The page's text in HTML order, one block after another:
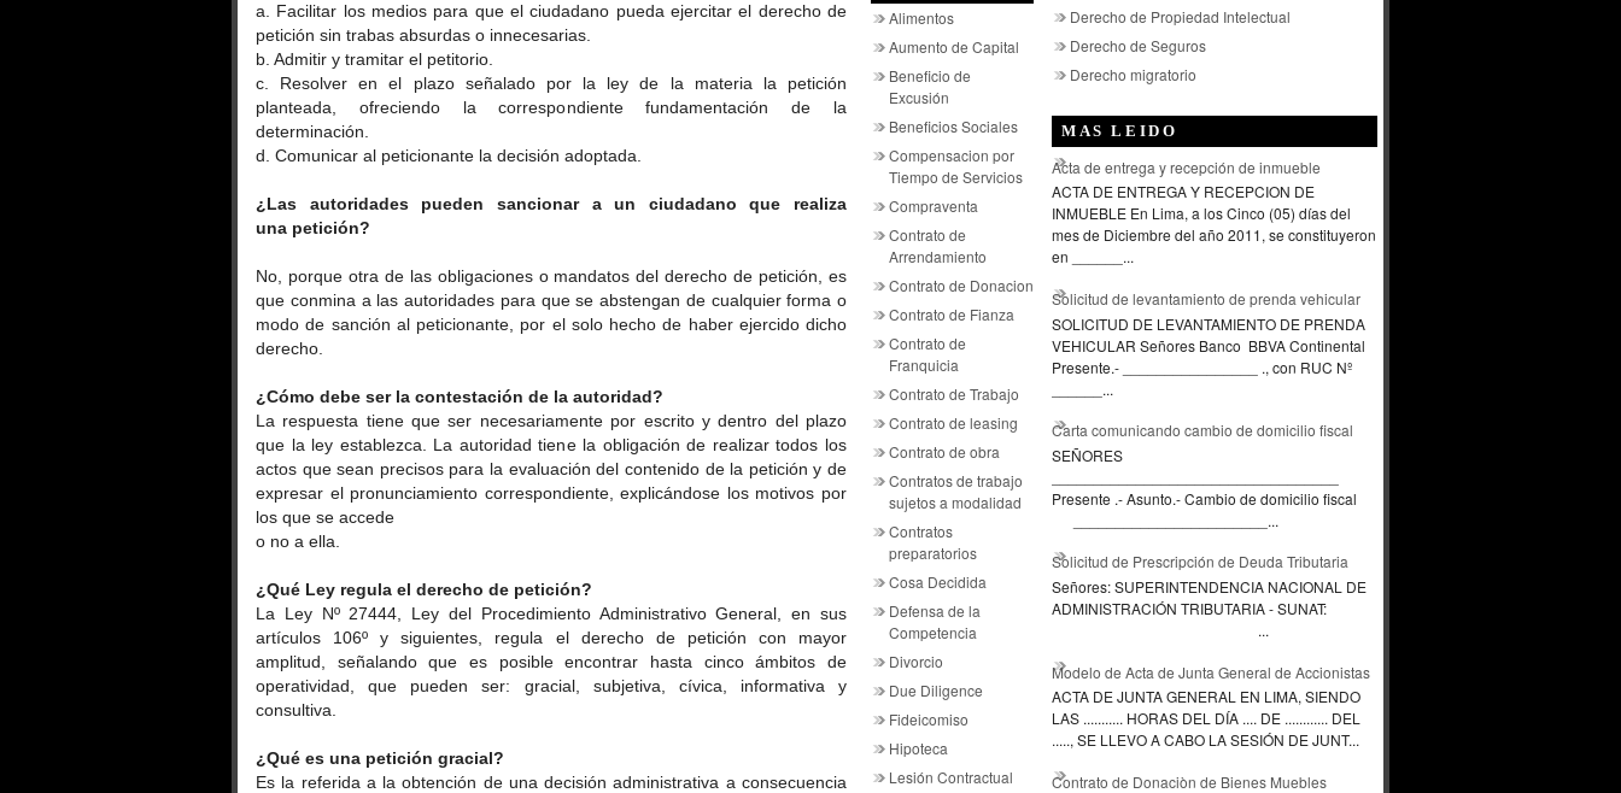
a. Facilitar los medios para que el ciudadano pueda ejercitar el derecho de
petición sin trabas absurdas o innecesarias.
b. Admitir y tramitar el petitorio.
c. Resolver en el plazo señalado por la ley de la materia la petición
planteada, ofreciendo la correspondiente fundamentación de la
determinación.
d. Comunicar al peticionante la decisión adoptada.
¿Las autoridades pueden sancionar a un ciudadano que realiza
una petición?
No, porque otra de las obligaciones o mandatos del derecho de petición, es
que conmina a las autoridades para que se abstengan de cualquier forma o
modo de sanción al peticionante, por el solo hecho de haber ejercido dicho
derecho.
¿Cómo debe ser la contestación de la autoridad?
La respuesta tiene que ser necesariamente por escrito y dentro del plazo
que la ley establezca. La autoridad tiene la obligación de realizar todos los
actos que sean precisos para la evaluación del contenido de la petición y de
expresar el pronunciamiento correspondiente, explicándose los motivos por
los que se accede
o no a ella.
¿Qué Ley regula el derecho de petición?
La Ley Nº 27444, Ley del Procedimiento Administrativo General, en sus
artículos 106º y siguientes, regula el derecho de petición con mayor
amplitud, señalando que es posible encontrar hasta cinco ámbitos de
operatividad, que pueden ser: gracial, subjetiva, cívica, informativa y
consultiva.
¿Qué es una petición gracial?
Es la referida a la obtención de una decisión administrativa a consecuencia
Alimentos
Aumento de Capital
Beneficio de
Excusión
Beneficios Sociales
Compensacion por
Tiempo de Servicios
Compraventa
Contrato de
Arrendamiento
Contrato de Donacion
Contrato de Fianza
Contrato de
Franquicia
Contrato de Trabajo
Contrato de leasing
Contrato de obra
Contratos de trabajo
sujetos a modalidad
Contratos
preparatorios
Cosa Decidida
Defensa de la
Competencia
Divorcio
Due Diligence
Fideicomiso
Hipoteca
Lesión Contractual
Derecho de Propiedad Intelectual
Derecho de Seguros
Derecho migratorio
MAS LEIDO
Acta de entrega y recepción de inmueble
ACTA DE ENTREGA Y RECEPCION DE
INMUEBLE En Lima, a los Cinco (05) días del
mes de Diciembre del año 2011, se constituyeron
en ______...
Solicitud de levantamiento de prenda vehicular
SOLICITUD DE LEVANTAMIENTO DE PRENDA
VEHICULAR Señores Banco BBVA Continental
Presente.- ________________ ., con RUC Nº
______...
Carta comunicando cambio de domicilio fiscal
SEÑORES
Presente .- Asunto.- Cambio de domicilio fiscal
_______________________...
Solicitud de Prescripción de Deuda Tributaria
Señores: SUPERINTENDENCIA NACIONAL DE
ADMINISTRACIÓN TRIBUTARIA - SUNAT:
...
Modelo de Acta de Junta General de Accionistas
ACTA DE JUNTA GENERAL EN LIMA, SIENDO
LAS ........... HORAS DEL DÍA .... DE ............ DEL
....., SE LLEVO A CABO LA SESIÓN DE JUNT...
Contrato de Donaciòn de Bienes Muebles